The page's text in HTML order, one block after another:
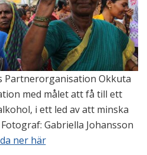
Partnerorganisation Okkuta
med målet att få till ett
i ett led av att minska
Gabriella Johansson
ner här